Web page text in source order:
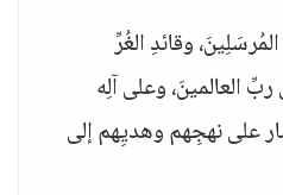
وقائدِ الغُرِّ
العالمينَ، وعلى آلِه
على نهجِهم وهديِهم إلى